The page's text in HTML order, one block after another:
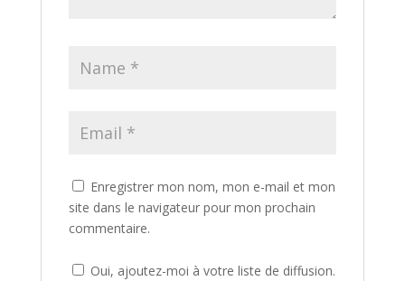
Enregistrer mon nom, mon e-mail et mon
site dans le navigateur pour mon prochain
commentaire.
Oui, ajoutez-moi à votre liste de diffusion.